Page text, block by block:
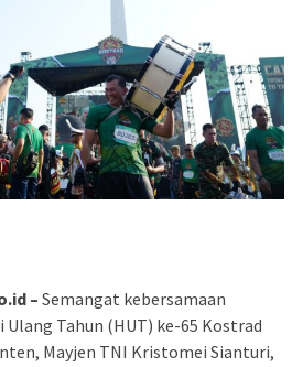
– Semangat kebersamaan
Tahun (HUT) ke-65 Kostrad
Mayjen TNI Kristomei Sianturi,